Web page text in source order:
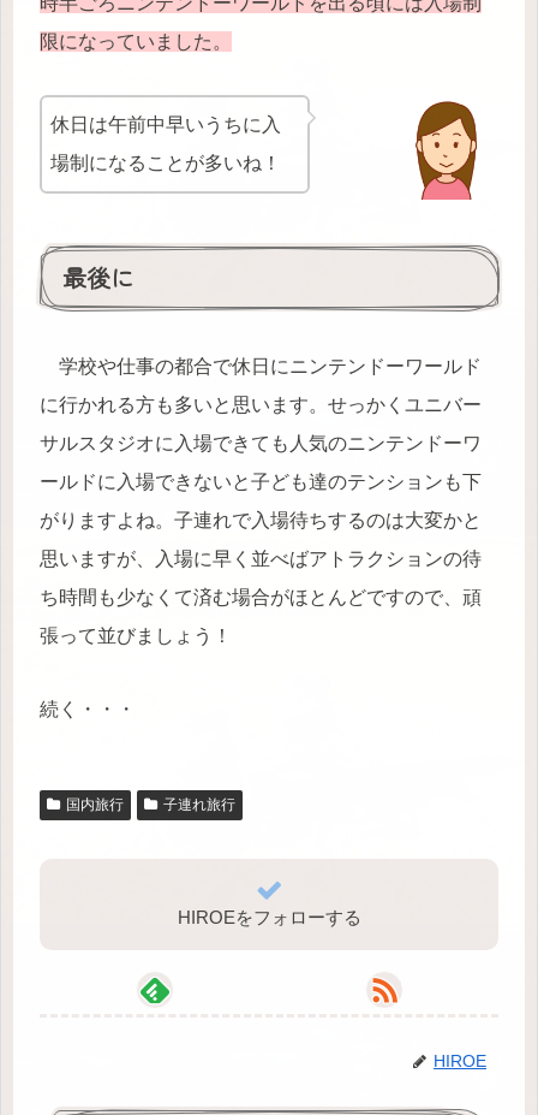
限になっていました。
休日は午前中早いうちに入
場制になることが多いね！
最後に
学校や仕事の都合で休日にニンテンドーワールド
に行かれる方も多いと思います。せっかくユニバー
サルスタジオに入場できても人気のニンテンドーワ
ールドに入場できないと子ども達のテンションも下
がりますよね。子連れで入場待ちするのは大変かと
思いますが、入場に早く並べばアトラクションの待
ち時間も少なくて済む場合がほとんどですので、頑
張って並びましょう！
続く・・・
国内旅行 子連れ旅行
HIROEをフォローする
HIROE